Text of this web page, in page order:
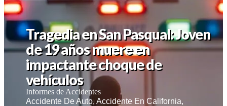
Tragedia en San Pasqual: Joven
de 19 años muere en
impactante choque de
vehículos
Informes de Accidentes
Accidente De Auto,Accidente En California,